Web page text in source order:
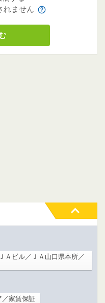
れません
Ａビル／ＪＡ山口県本所／
／家賃保証